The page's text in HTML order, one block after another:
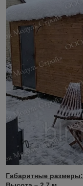
Габаритные размеры: